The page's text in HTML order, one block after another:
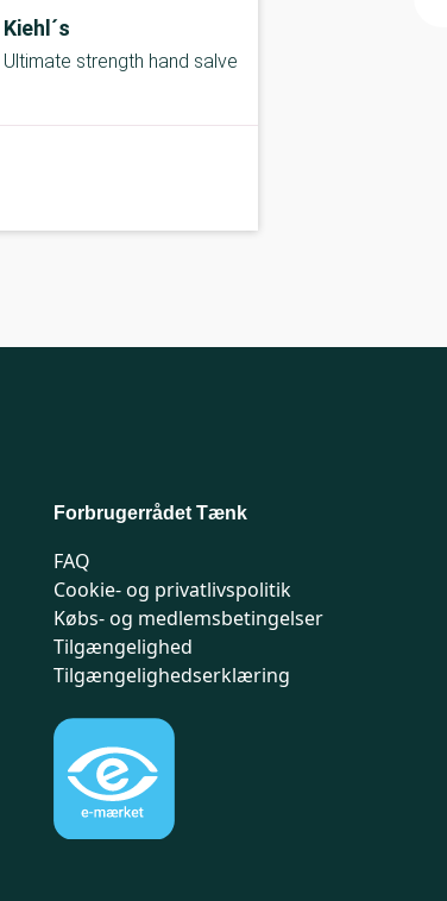
Kiehl´s
Ultimate strength hand salve
Forbrugerrådet Tænk
FAQ
Cookie- og privatlivspolitik
Købs- og medlemsbetingelser
Tilgængelighed
Tilgængelighedserklæring